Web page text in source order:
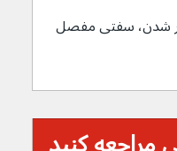
بیدار شدن، سفتی مفصل